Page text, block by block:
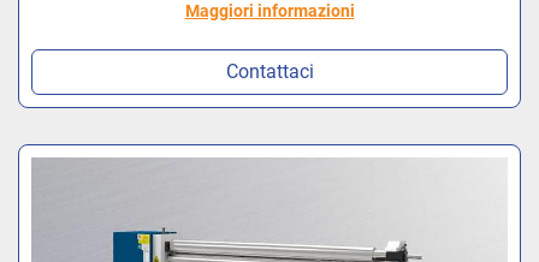
Maggiori informazioni
Contattaci